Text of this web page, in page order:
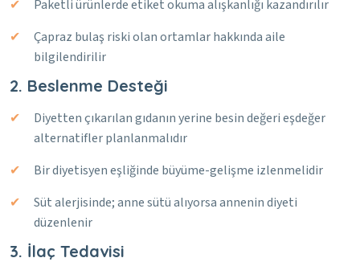
Paketli ürünlerde etiket okuma alışkanlığı kazandırılır
Çapraz bulaş riski olan ortamlar hakkında aile
bilgilendirilir
2. Beslenme Desteği
Diyetten çıkarılan gıdanın yerine besin değeri eşdeğer
alternatifler planlanmalıdır
Bir diyetisyen eşliğinde büyüme-gelişme izlenmelidir
Süt alerjisinde; anne sütü alıyorsa annenin diyeti
düzenlenir
3. İlaç Tedavisi